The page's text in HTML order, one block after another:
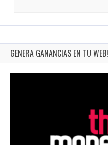
GENERA GANANCIAS EN TU WEB!